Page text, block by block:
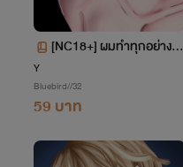
[NC18+] ผมทำทุกอย่างได้
Y
Bluebird//32
59 บาท